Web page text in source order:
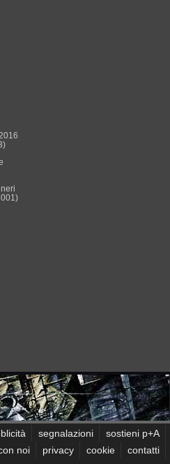
segnalazioni
sostieni p+A
noi
privacy cookie contatti